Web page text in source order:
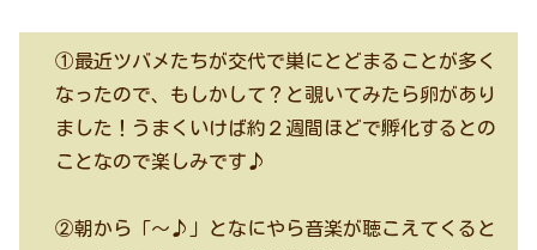
①最近ツバメたちが交代で巣にとどまることが多く
なったので、もしかして？と覗いてみたら卵があり
ました！うまくいけば約２週間ほどで孵化するとの
ことなので楽しみです♪
②朝から「～♪」となにやら音楽が聴こえてくると